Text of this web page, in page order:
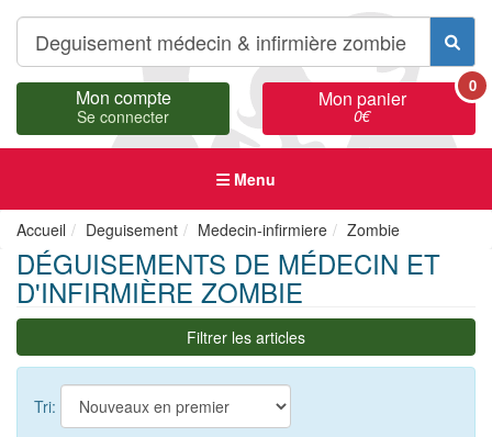
Mon compte
Se connecter
Mon panier
0€
0
Menu
Accueil Deguisement Medecin-infirmiere Zombie
DÉGUISEMENTS DE MÉDECIN ET
D'INFIRMIÈRE ZOMBIE
Filtrer les articles
Tri: